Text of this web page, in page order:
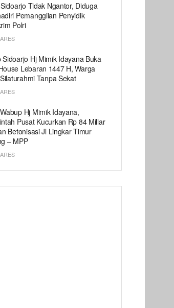
Tidak Ngantor, Diduga
Pemanggilan Penyidik
Polri
Sidoarjo Hj Mimik Idayana Buka
Lebaran 1447 H, Warga
Tanpa Sekat
Hj Mimik Idayana,
Pusat Kucurkan Rp 84 Miliar
Betonisasi Jl Lingkar Timur
– MPP